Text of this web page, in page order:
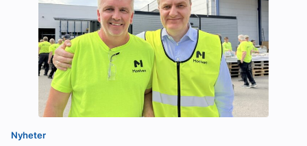
Nyheter